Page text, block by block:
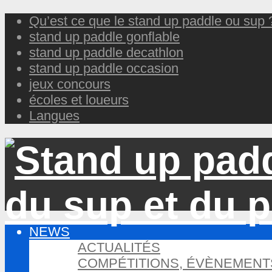
Qu’est ce que le stand up paddle ou sup
stand up paddle gonflable
stand up paddle decathlon
stand up paddle occasion
jeux concours
écoles et loueurs
Langues
NEWS
ACTUALITÉS
COMPÉTITIONS,